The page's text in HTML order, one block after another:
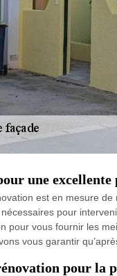
une
est en mesure
pour
pour vous fournir les
vous garantir
pour la